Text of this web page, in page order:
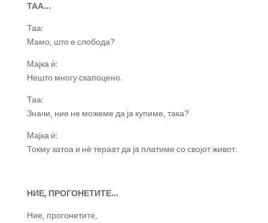
ТАА…
Таа:
Мамо, што е слобода?
Мајка ѝ:
Нешто многу скапоцено.
Таа:
Значи, ние не можеме да ја купиме, така?
Мајка ѝ:
Токму затоа и нѐ тераат да ја платиме со својот живот.
НИЕ, ПРОГОНЕТИТЕ…
Ние, прогонетите,